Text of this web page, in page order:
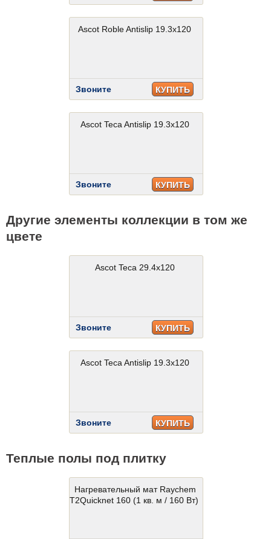
Ascot Roble Antislip 19.3x120
Звоните КУПИТЬ
Ascot Teca Antislip 19.3x120
Звоните КУПИТЬ
Другие элементы коллекции в том же
цвете
Ascot Teca 29.4x120
Звоните КУПИТЬ
Ascot Teca Antislip 19.3x120
Звоните КУПИТЬ
Теплые полы под плитку
Нагревательный мат Raychem
T2Quicknet 160 (1 кв. м / 160 Вт)